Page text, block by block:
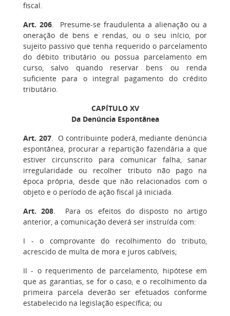
fiscal.
Art. 206. Presume-se fraudulenta a alienação ou a
oneração de bens e rendas, ou o seu início, por
sujeito passivo que tenha requerido o parcelamento
do débito tributário ou possua parcelamento em
curso, salvo quando reservar bens ou renda
suficiente para o integral pagamento do crédito
tributário.
CAPÍTULO XV
Da Denúncia Espontânea
Art. 207. O contribuinte poderá, mediante denúncia
espontânea, procurar a repartição fazendária a que
estiver circunscrito para comunicar falha, sanar
irregularidade ou recolher tributo não pago na
época própria, desde que não relacionados com o
objeto e o período de ação fiscal já iniciada.
Art. 208. Para os efeitos do disposto no artigo
anterior, a comunicação deverá ser instruída com:
I - o comprovante do recolhimento do tributo,
acrescido de multa de mora e juros cabíveis;
II - o requerimento de parcelamento, hipótese em
que as garantias, se for o caso, e o recolhimento da
primeira parcela deverão ser efetuados conforme
estabelecido na legislação específica; ou